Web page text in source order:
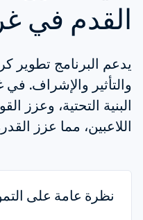
القدم في
اللاعبين، مما عزز
نظرة عامة على